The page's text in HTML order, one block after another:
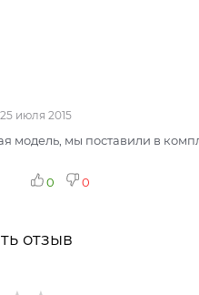
25 июля 2015
модель, мы поставили в
0 0
отзыв